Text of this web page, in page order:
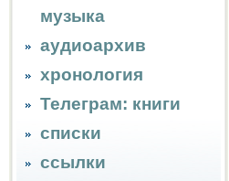
музыка
аудиоархив
хронология
Телеграм: книги
списки
ссылки